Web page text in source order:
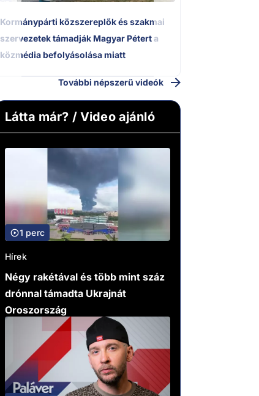
Kormánypárti közszereplők és szakmai
szervezetek támadják Magyar Pétert a
közmédia befolyásolása miatt
További népszerű videók
Látta már? / Video ajánló
1 perc
Hírek
Négy rakétával és több mint száz
drónnal támadta Ukrajnát
Oroszország